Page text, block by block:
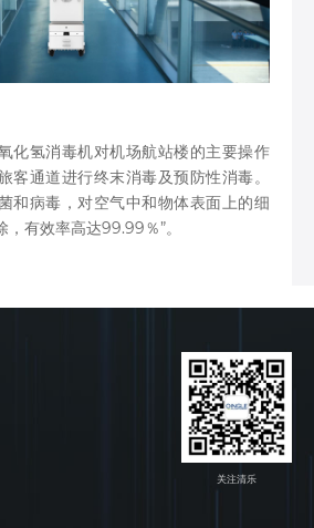
化氢消毒机对机场航站楼的主要操作
客通道进行终末消毒及预防性消毒。
和病毒，对空气中和物体表面上的细
有效率高达99.99％”。
关注清乐